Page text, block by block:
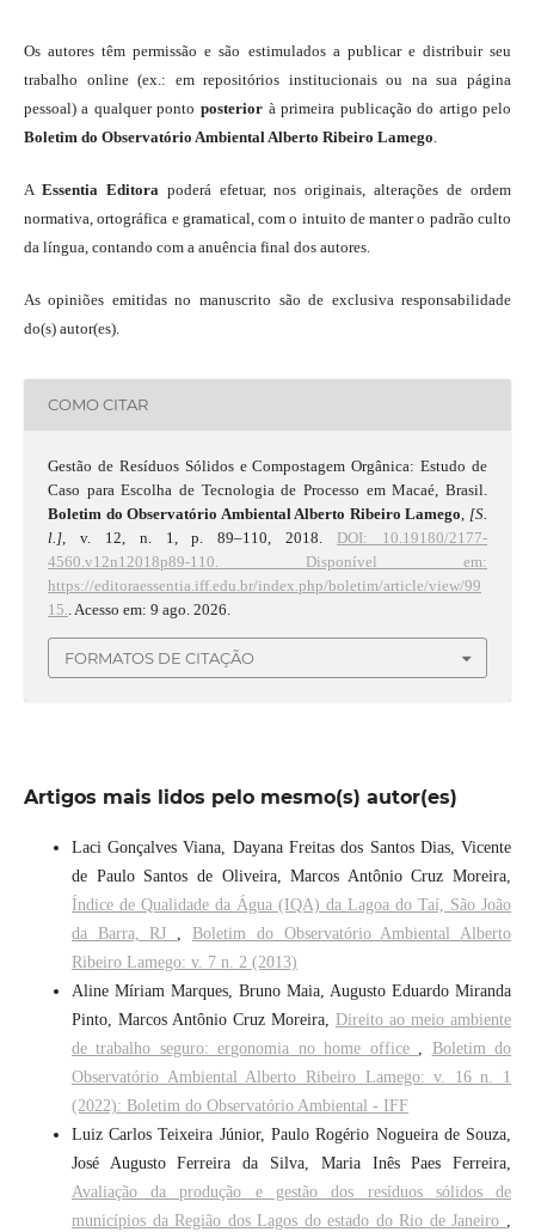
Os autores têm permissão e são estimulados a publicar e distribuir seu
trabalho online (ex.: em repositórios institucionais ou na sua página
pessoal) a qualquer ponto posterior à primeira publicação do artigo pelo
Boletim do Observatório Ambiental Alberto Ribeiro Lamego
A Essentia Editora poderá efetuar, nos originais, alterações de ordem
normativa, ortográfica e gramatical, com o intuito de manter o padrão culto
da língua, contando com a anuência final dos autores.
As opiniões emitidas no manuscrito são de exclusiva responsabilidade
do(s) autor(es).
COMO CITAR
Gestão de Resíduos Sólidos e Compostagem Orgânica: Estudo de
Caso para Escolha de Tecnologia de Processo em Macaé, Brasil.
Boletim do Observatório Ambiental Alberto Ribeiro Lamego [S.
l.], v. 12, n. 1, p. 89–110, 2018. DOI: 10.19180/2177-
4560.v12n12018p89-110.
Disponível em:
https://editoraessentia.iff.edu.br/index.php/boletim/article/view/99
15.
. Acesso em: 9 ago. 2026.
FORMATOS DE CITAÇÃO
Artigos mais lidos pelo mesmo(s) autor(es)
Laci Gonçalves Viana, Dayana Freitas dos Santos Dias, Vicente
de Paulo Santos de Oliveira, Marcos Antônio Cruz Moreira,
Índice de Qualidade da Água (IQA) da Lagoa do Taí, São João
da Barra, RJ , Boletim do Observatório Ambiental Alberto
Ribeiro Lamego: v. 7 n. 2 (2013)
Aline Míriam Marques, Bruno Maia, Augusto Eduardo Miranda
Pinto, Marcos Antônio Cruz Moreira, Direito ao meio ambiente
de trabalho seguro: ergonomia no home office , Boletim do
Observatório Ambiental Alberto Ribeiro Lamego: v. 16 n. 1
(2022): Boletim do Observatório Ambiental - IFF
Luiz Carlos Teixeira Júnior, Paulo Rogério Nogueira de Souza,
José Augusto Ferreira da Silva, Maria Inês Paes Ferreira,
Avaliação da produção e gestão dos resíduos sólidos de
municípios da Região dos Lagos do estado do Rio de Janeiro ,